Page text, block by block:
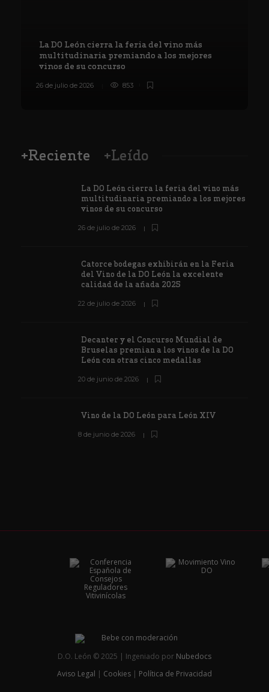
La DO León cierra la feria del vino más
multitudinaria premiando a los mejores
vinos de su concurso
26 de julio de 2026 853
+Reciente +Leído
La DO León cierra la feria del vino más
multitudinaria premiando a los mejores
vinos de su concurso
26 de julio de 2026
Catorce bodegas exhibirán en la Feria
del Vino de la DO León la excelente
calidad de la añada 2025
22 de julio de 2026
Decanter y el Concurso Mundial de
Bruselas premian a los vinos de la DO
León con otras cinco medallas
20 de junio de 2026
Vino de la DO León para León XIV
8 de junio de 2026
D.O. León © 2025 | Ingeniado por Nubedocs
Aviso Legal | Cookies | Política de Privacidad